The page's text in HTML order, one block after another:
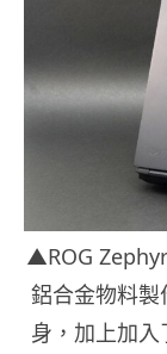
▲ROG
鋁合金物料
身，加上加